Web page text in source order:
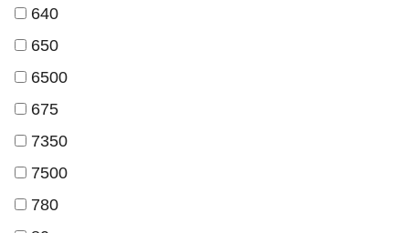
640
650
6500
675
7350
7500
780